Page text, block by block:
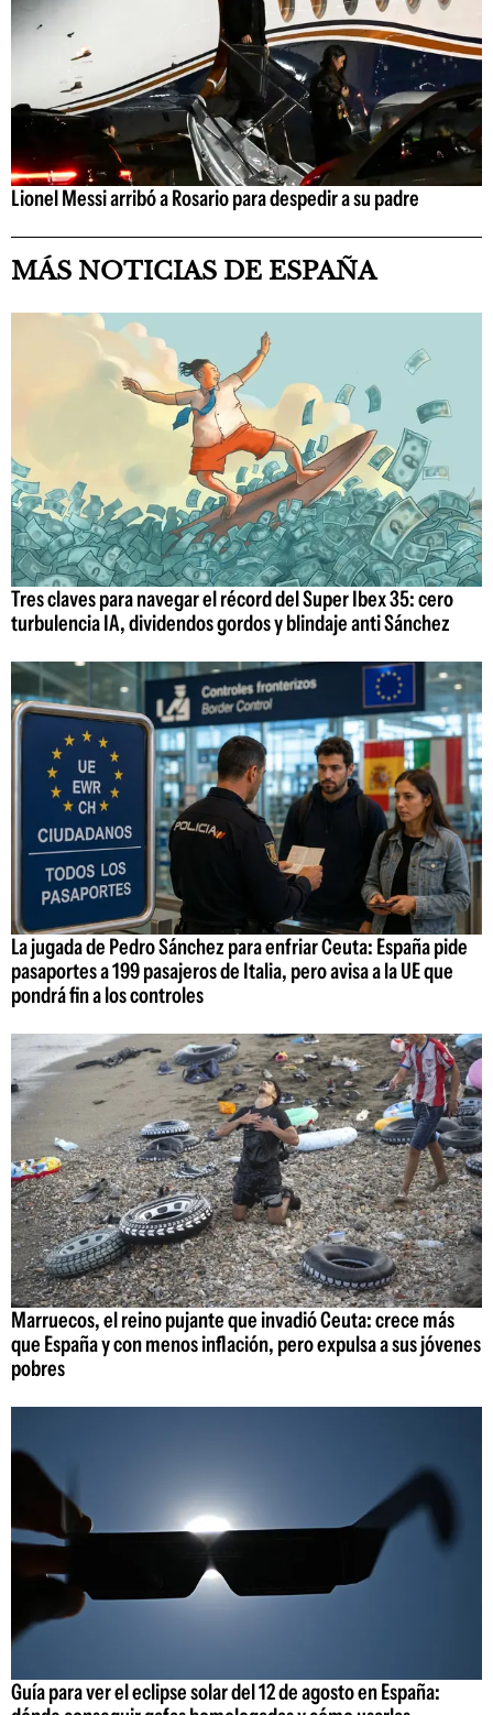
Lionel Messi arribó a Rosario para despedir a su padre
MÁS NOTICIAS DE ESPAÑA
Tres claves para navegar el récord del Super Ibex 35: cero
turbulencia IA, dividendos gordos y blindaje anti Sánchez
La jugada de Pedro Sánchez para enfriar Ceuta: España pide
pasaportes a 199 pasajeros de Italia, pero avisa a la UE que
pondrá fin a los controles
Marruecos, el reino pujante que invadió Ceuta: crece más
que España y con menos inflación, pero expulsa a sus jóvenes
pobres
Guía para ver el eclipse solar del 12 de agosto en España: